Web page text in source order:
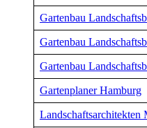
Gartenbau
Gartenbau
Gartenbau
Gartenplaner Hamburg
Landschaftsarchitekten